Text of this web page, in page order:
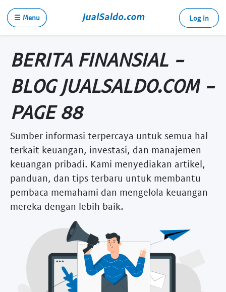
☰ Menu Log in
BERITA FINANSIAL -
BLOG JUALSALDO.COM -
PAGE 88
Sumber informasi terpercaya untuk semua hal
terkait keuangan, investasi, dan manajemen
keuangan pribadi. Kami menyediakan artikel,
panduan, dan tips terbaru untuk membantu
pembaca memahami dan mengelola keuangan
mereka dengan lebih baik.